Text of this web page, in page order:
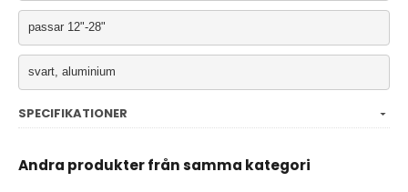
passar 12"-28"
svart, aluminium
SPECIFIKATIONER
Andra produkter från samma kategori